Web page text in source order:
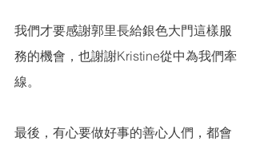
我們才要感謝郭里長給銀色大門這樣服
務的機會，也謝謝Kristine從中為我們牽
線。
最後，有心要做好事的善心人們，都會